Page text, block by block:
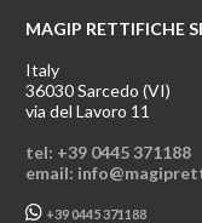
MAGIP RETTIFICHE
Italy
36030 Sarcedo (VI)
via del Lavoro 11
tel: +39 0445 371188
email:
+39 0445 371188